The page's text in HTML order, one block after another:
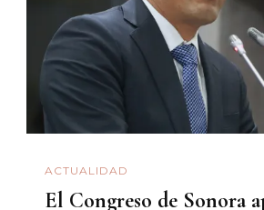
ACTUALIDAD
El Congreso de Sonora